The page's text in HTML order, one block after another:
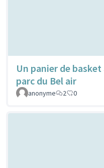
Un panier de basket
parc du Bel air
anonyme
2 0